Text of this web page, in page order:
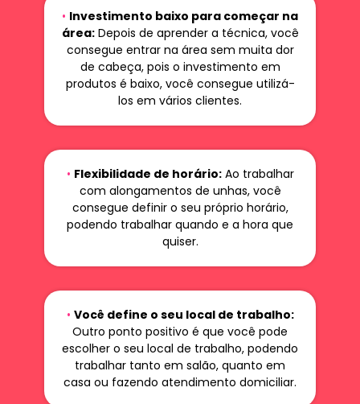
• Investimento baixo para começar na
área:Depois de aprender a técnica, você
consegue entrar na área sem muita dor
de cabeça, pois o investimento em
produtos é baixo, você consegue utilizá-
los em vários clientes.
• Flexibilidade de horário:Ao trabalhar
com alongamentos de unhas, você
consegue definir o seu próprio horário,
podendo trabalhar quando e a hora que
quiser.
• Você define o seu local de trabalho:
Outro ponto positivo é que você pode
escolher o seu local de trabalho, podendo
trabalhar tanto em salão, quanto em
casa ou fazendo atendimento domiciliar.